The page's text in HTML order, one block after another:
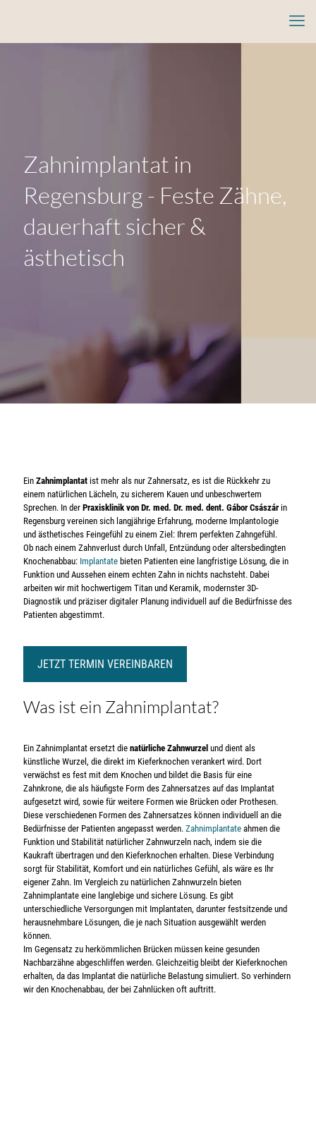
Zahnimplantat in
Regensburg - Feste Zähne,
dauerhaft sicher &
ästhetisch
Ein Zahnimplantat ist mehr als nur Zahnersatz, es ist die Rückkehr zu
einem natürlichen Lächeln, zu sicherem Kauen und unbeschwertem
Sprechen. In der Praxisklinik von Dr. med. Dr. med. dent. Gábor Császár in
Regensburg vereinen sich langjährige Erfahrung, moderne Implantologie
und ästhetisches Feingefühl zu einem Ziel: Ihrem perfekten Zahngefühl.
Ob nach einem Zahnverlust durch Unfall, Entzündung oder altersbedingten
Knochenabbau: Implantate bieten Patienten eine langfristige Lösung, die in
Funktion und Aussehen einem echten Zahn in nichts nachsteht. Dabei
arbeiten wir mit hochwertigem Titan und Keramik, modernster 3D-
Diagnostik und präziser digitaler Planung individuell auf die Bedürfnisse des
Patienten abgestimmt.
JETZT TERMIN VEREINBAREN
Was ist ein Zahnimplantat?
Ein Zahnimplantat ersetzt die natürliche Zahnwurzel und dient als
künstliche Wurzel, die direkt im Kieferknochen verankert wird. Dort
verwächst es fest mit dem Knochen und bildet die Basis für eine
Zahnkrone, die als häufigste Form des Zahnersatzes auf das Implantat
aufgesetzt wird, sowie für weitere Formen wie Brücken oder Prothesen.
Diese verschiedenen Formen des Zahnersatzes können individuell an die
Bedürfnisse der Patienten angepasst werden. Zahnimplantate ahmen die
Funktion und Stabilität natürlicher Zahnwurzeln nach, indem sie die
Kaukraft übertragen und den Kieferknochen erhalten. Diese Verbindung
sorgt für Stabilität, Komfort und ein natürliches Gefühl, als wäre es Ihr
eigener Zahn. Im Vergleich zu natürlichen Zahnwurzeln bieten
Zahnimplantate eine langlebige und sichere Lösung. Es gibt
unterschiedliche Versorgungen mit Implantaten, darunter festsitzende und
herausnehmbare Lösungen, die je nach Situation ausgewählt werden
können.
Im Gegensatz zu herkömmlichen Brücken müssen keine gesunden
Nachbarzähne abgeschliffen werden. Gleichzeitig bleibt der Kieferknochen
erhalten, da das Implantat die natürliche Belastung simuliert. So verhindern
wir den Knochenabbau, der bei Zahnlücken oft auftritt.